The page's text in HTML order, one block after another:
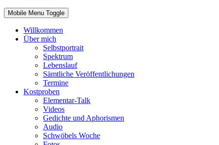
Mobile Menu Toggle
Willkommen
Über mich
Selbstportrait
Spektrum
Lebenslauf
Sämtliche Veröffentlichungen
Termine
Kostproben
Elementar-Talk
Videos
Gedichte und Aphorismen
Audio
Schwöbels Woche